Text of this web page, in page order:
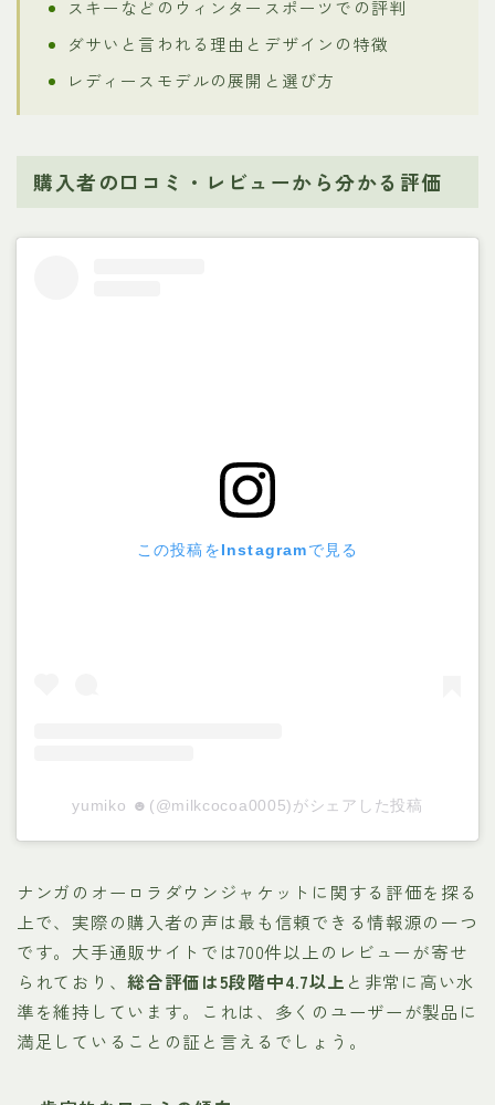
スキーなどのウィンタースポーツでの評判
ダサいと言われる理由とデザインの特徴
レディースモデルの展開と選び方
購入者の口コミ・レビューから分かる評価
この投稿をInstagramで見る
yumiko ☻︎(@milkcocoa0005)がシェアした投稿
ナンガのオーロラダウンジャケットに関する評価を探る
上で、実際の購入者の声は最も信頼できる情報源の一つ
です。大手通販サイトでは700件以上のレビューが寄せ
られており、総合評価は5段階中4.7以上 と非常に高い水
準を維持しています。これは、多くのユーザーが製品に
満足していることの証と言えるでしょう。